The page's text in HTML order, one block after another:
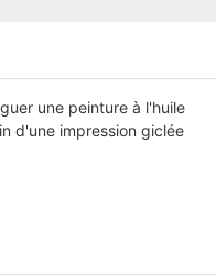
une peinture à l'huile
d'une impression giclée